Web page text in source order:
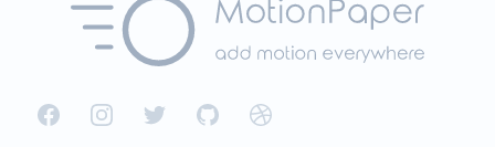
FacebookInstagramTwitterGitHubDribbble